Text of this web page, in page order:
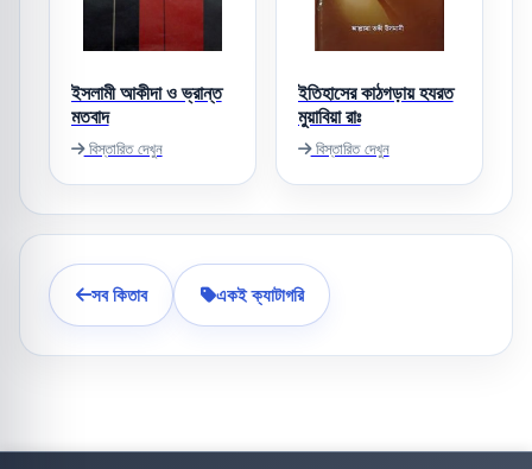
ইসলামী আকীদা ও ভ্রান্ত
মতবাদ
বিস্তারিত দেখুন
ইতিহাসের কাঠগড়ায় হযরত
মুয়াবিয়া রাঃ
বিস্তারিত দেখুন
সব কিতাব একই ক্যাটাগরি